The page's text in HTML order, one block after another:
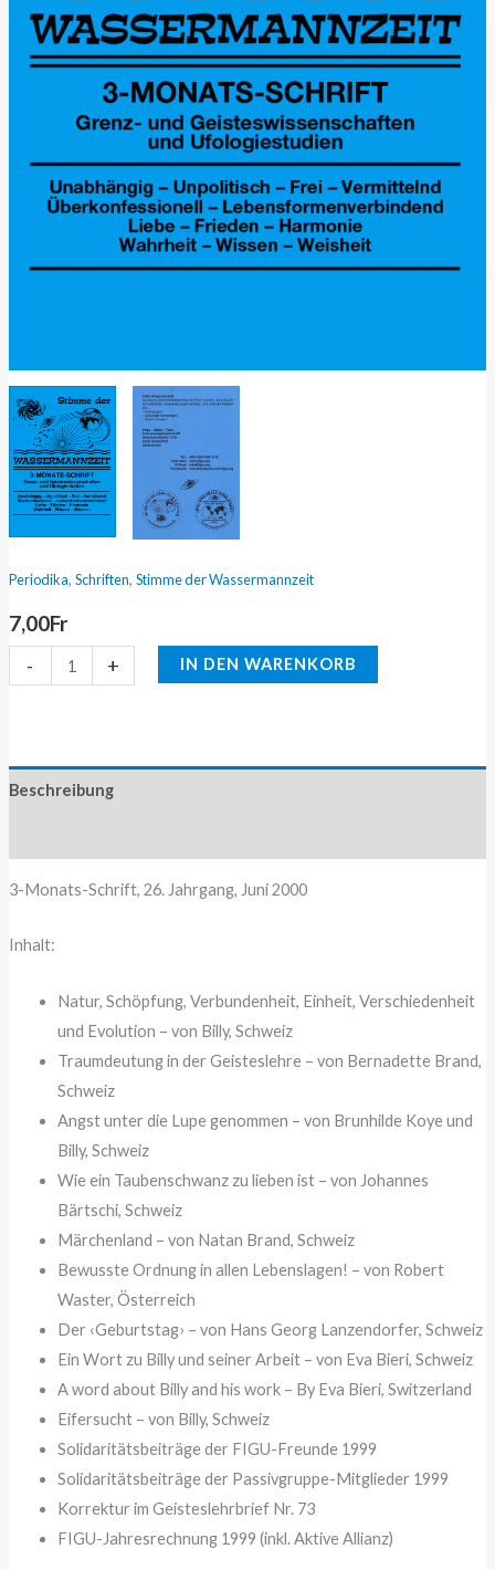
Periodika, Schriften, Stimme der Wassermannzeit
7,00Fr
- + IN DEN WARENKORB
Beschreibung
3-Monats-Schrift, 26. Jahrgang, Juni 2000
Inhalt:
Natur, Schöpfung, Verbundenheit, Einheit, Verschiedenheit
und Evolution – von Billy, Schweiz
Traumdeutung in der Geisteslehre – von Bernadette Brand,
Schweiz
Angst unter die Lupe genommen – von Brunhilde Koye und
Billy, Schweiz
Wie ein Taubenschwanz zu lieben ist – von Johannes
Bärtschi, Schweiz
Märchenland – von Natan Brand, Schweiz
Bewusste Ordnung in allen Lebenslagen! – von Robert
Waster, Österreich
Der ‹Geburtstag› – von Hans Georg Lanzendorfer, Schweiz
Ein Wort zu Billy und seiner Arbeit – von Eva Bieri, Schweiz
A word about Billy and his work – By Eva Bieri, Switzerland
Eifersucht – von Billy, Schweiz
Solidaritätsbeiträge der FIGU-Freunde 1999
Solidaritätsbeiträge der Passivgruppe-Mitglieder 1999
Korrektur im Geisteslehrbrief Nr. 73
FIGU-Jahresrechnung 1999 (inkl. Aktive Allianz)